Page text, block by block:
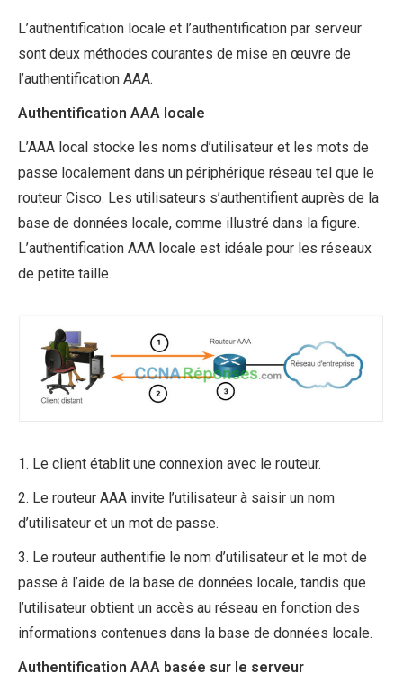
L’authentification locale et l’authentification par serveur
sont deux méthodes courantes de mise en œuvre de
l’authentification AAA.
Authentification AAA locale
L’AAA local stocke les noms d’utilisateur et les mots de
passe localement dans un périphérique réseau tel que le
routeur Cisco. Les utilisateurs s’authentifient auprès de la
base de données locale, comme illustré dans la figure.
L’authentification AAA locale est idéale pour les réseaux
de petite taille.
1. Le client établit une connexion avec le routeur.
2. Le routeur AAA invite l’utilisateur à saisir un nom
d’utilisateur et un mot de passe.
3. Le routeur authentifie le nom d’utilisateur et le mot de
passe à l’aide de la base de données locale, tandis que
l’utilisateur obtient un accès au réseau en fonction des
informations contenues dans la base de données locale.
Authentification AAA basée sur le serveur